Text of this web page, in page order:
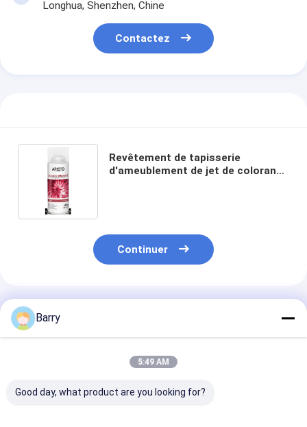
Longhua, Shenzhen, Chine
Contactez
Revêtement de tapisserie
d'ameublement de jet de colorant
Continuer
Produits Recommandés
Barry
5:49 AM
Good day, what product are you looking for?